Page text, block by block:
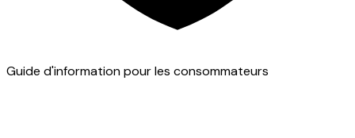
Guide d'information pour les consommateurs